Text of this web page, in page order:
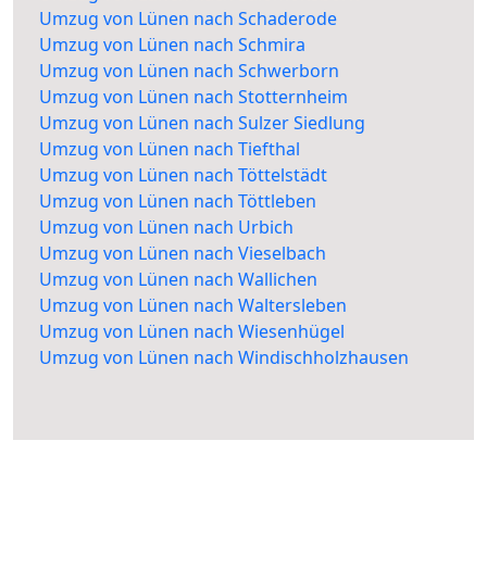
Umzug von Lünen nach Schaderode
Umzug von Lünen nach Schmira
Umzug von Lünen nach Schwerborn
Umzug von Lünen nach Stotternheim
Umzug von Lünen nach Sulzer Siedlung
Umzug von Lünen nach Tiefthal
Umzug von Lünen nach Töttelstädt
Umzug von Lünen nach Töttleben
Umzug von Lünen nach Urbich
Umzug von Lünen nach Vieselbach
Umzug von Lünen nach Wallichen
Umzug von Lünen nach Waltersleben
Umzug von Lünen nach Wiesenhügel
Umzug von Lünen nach Windischholzhausen